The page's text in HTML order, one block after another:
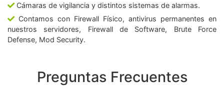
Cámaras de vigilancia y distintos sistemas de alarmas.
Contamos con Firewall Físico, antivirus permanentes en
nuestros servidores, Firewall de Software, Brute Force
Defense, Mod Security.
Preguntas Frecuentes